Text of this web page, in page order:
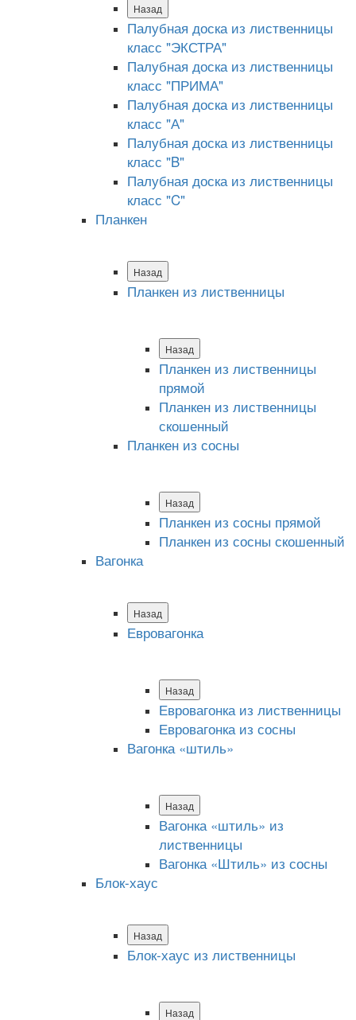
Назад
Палубная доска из лиственницы
класс "ЭКСТРА"
Палубная доска из лиственницы
класс "ПРИМА"
Палубная доска из лиственницы
класс "А"
Палубная доска из лиственницы
класс "B"
Палубная доска из лиственницы
класс "C"
Планкен
Назад
Планкен из лиственницы
Назад
Планкен из лиственницы
прямой
Планкен из лиственницы
скошенный
Планкен из сосны
Назад
Планкен из сосны прямой
Планкен из сосны скошенный
Вагонка
Назад
Евровагонка
Назад
Евровагонка из лиственницы
Евровагонка из сосны
Вагонка «штиль»
Назад
Вагонка «штиль» из
лиственницы
Вагонка «Штиль» из сосны
Блок-хаус
Назад
Блок-хаус из лиственницы
Назад